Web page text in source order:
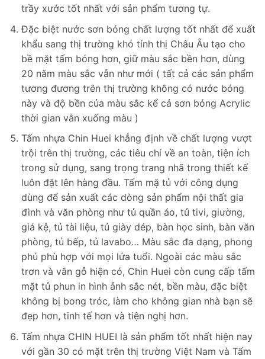
trầy xước tốt nhất với sản phẩm tương tự.
Đặc biệt nước sơn bóng chất lượng tốt nhất để xuất
khẩu sang thị trường khó tính thị Châu Âu tạo cho
bề mặt tấm bóng hơn, giữ màu sắc bền hơn, dùng
20 năm màu sắc vẫn như mới ( tất cả các sản phẩm
tương đương trên thị trường không có nước bóng
này và độ bền của màu sắc kể cả sơn bóng Acrylic
thời gian vẫn xuống màu )
Tấm nhựa Chin Huei khẳng định về chất lượng vượt
trội trên thị trường, các tiêu chí về an toàn, tiện ích
trong sử dụng, sang trọng trang nhã trong thiết kế
luôn đặt lên hàng đầu. Tấm mặ tủ với công dụng
dùng để sản xuất các dòng sản phẩm nội thất gia
đình và văn phòng như tủ quần áo, tủ tivi, giường,
giá kệ, tủ tài liệu, tủ giày dép, bàn học sinh, bàn văn
phòng, tủ bếp, tủ lavabo… Màu sắc đa dạng, phong
phú phù hợp với mọi lứa tuổi. Ngoài các màu sắc
trơn và vân gỗ hiện có, Chin Huei còn cung cấp tấm
mặt tủ phun in hình ảnh sắc nét, bền màu, đặc biệt
không bị bong tróc, làm cho không gian nhà bạn sẽ
đẹp hơn, tinh tế hơn và tiện nghị hơn.
Tấm nhựa CHIN HUEI là sản phẩm tốt nhất hiện nay
với gần 30 có mặt trên thị trường Việt Nam và Tấm